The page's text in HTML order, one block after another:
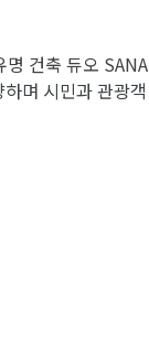
건축 듀오 SANA
며 시민과 관광객